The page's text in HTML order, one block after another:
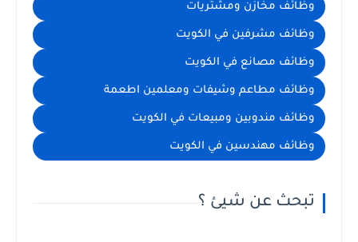
وظائف مخازن ومشتريات
وظائف مشرفين في الكويت
وظائف مصانع في الكويت
وظائف مطاعم وشيفات ومعلمين اطعمة
وظائف مندوبين ومبيعات في الكويت
وظائف مهندسين في الكويت
تبحث عن شيئ ؟